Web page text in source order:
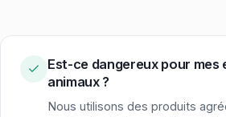
Est-ce dangereux pour mes
animaux ?
Nous utilisons des produits